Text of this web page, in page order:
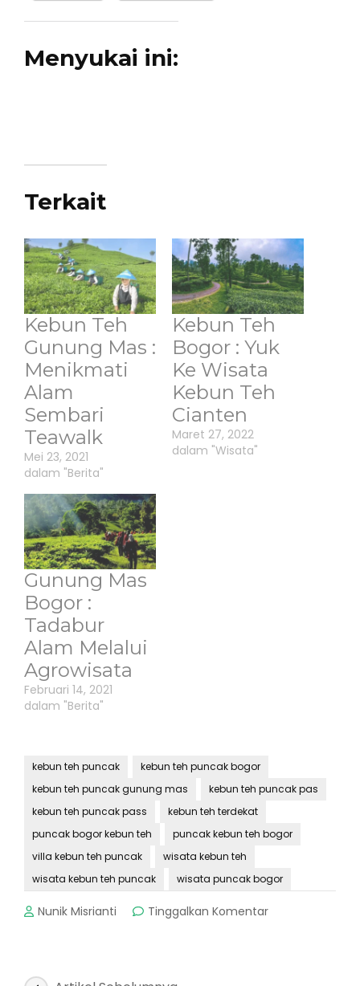
Menyukai ini:
Terkait
Kebun Teh
Gunung Mas :
Menikmati
Alam
Sembari
Teawalk
Mei 23, 2021
dalam "Berita"
Kebun Teh
Bogor : Yuk
Ke Wisata
Kebun Teh
Cianten
Maret 27, 2022
dalam "Wisata"
Gunung Mas
Bogor :
Tadabur
Alam Melalui
Agrowisata
Februari 14, 2021
dalam "Berita"
kebun teh puncak
kebun teh puncak bogor
kebun teh puncak gunung mas
kebun teh puncak pas
kebun teh puncak pass
kebun teh terdekat
puncak bogor kebun teh
puncak kebun teh bogor
villa kebun teh puncak
wisata kebun teh
wisata kebun teh puncak
wisata puncak bogor
Nunik Misrianti Tinggalkan Komentarpada